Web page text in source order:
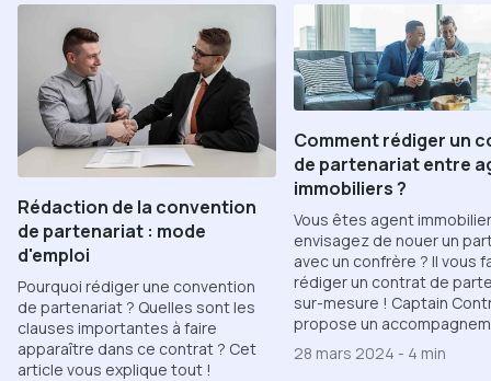
Rédaction de la convention
de partenariat : mode
d'emploi
Pourquoi rédiger une convention
de partenariat ? Quelles sont les
clauses importantes à faire
apparaître dans ce contrat ? Cet
article vous explique tout !
Comment rédiger un
de partenariat entre
immobiliers ?
Vous êtes agent
envisagez de nouer un
avec un confrère ? Il vous
rédiger un contrat de
sur-mesure ! Captain
propose un
28 mars 2024 - 4 min